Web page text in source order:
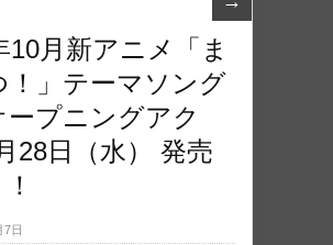
10月新アニメ「ま
！」テーマソング
ープニングアク
28日（水） 発売
7日